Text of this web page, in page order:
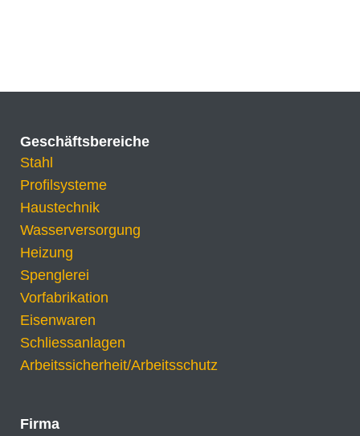
Geschäftsbereiche
Stahl
Profilsysteme
Haustechnik
Wasserversorgung
Heizung
Spenglerei
Vorfabrikation
Eisenwaren
Schliessanlagen
Arbeitssicherheit/Arbeitsschutz
Firma